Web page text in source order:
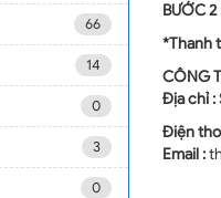
66
14
0
3
0
BƯỚC
*Thanh
CÔNG
Địa chỉ :
Điện
Email :